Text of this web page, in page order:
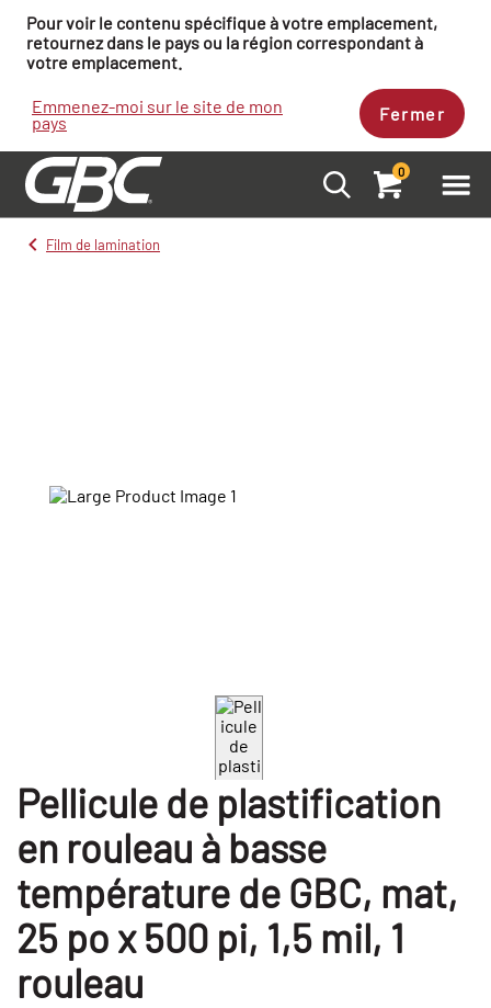
Pour voir le contenu spécifique à votre emplacement,
retournez dans le pays ou la région correspondant à
votre emplacement.
Emmenez-moi sur le site de mon
pays Fermer
0
Film de lamination
Pellicule de plastification
en rouleau à basse
température de GBC, mat,
25 po x 500 pi, 1,5 mil, 1
rouleau